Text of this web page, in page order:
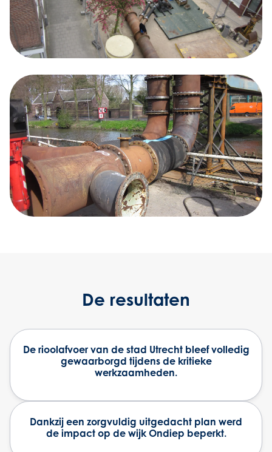
De resultaten
De rioolafvoer van de stad Utrecht bleef volledig
gewaarborgd tijdens de kritieke
werkzaamheden.
Dankzij een zorgvuldig uitgedacht plan werd
de impact op de wijk Ondiep beperkt.